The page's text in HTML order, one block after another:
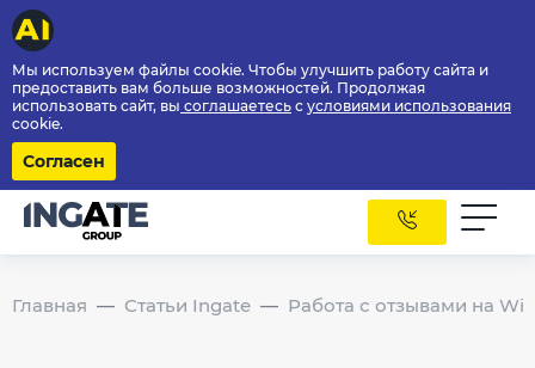
Мы используем файлы cookie. Чтобы улучшить работу сайта и
предоставить вам больше возможностей. Продолжая
использовать сайт, вы соглашаетесь с условиями использования
cookie.
Согласен
Главная Статьи Ingate Работа с отзывами на